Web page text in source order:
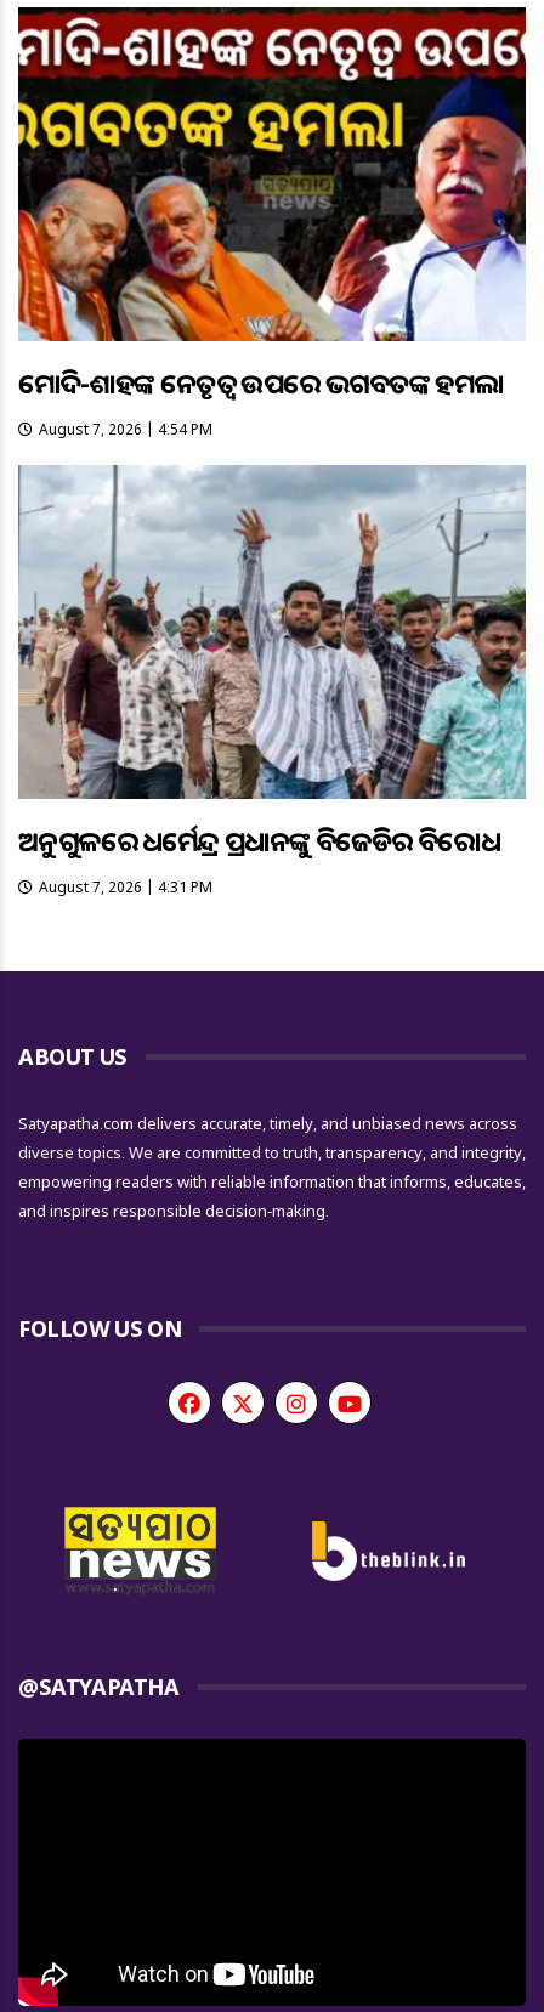
ମୋଦି-ଶାହଙ୍କ ନେତୃତ୍ୱ ଉପରେ ଭଗବତଙ୍କ ହମଲା
August 7, 2026 | 4:54 PM
ଅନୁଗୁଳରେ ଧର୍ମେନ୍ଦ୍ର ପ୍ରଧାନଙ୍କୁ ବିଜେଡିର ବିରୋଧ
August 7, 2026 | 4:31 PM
ABOUT US
Satyapatha.com delivers accurate, timely, and unbiased news across
diverse topics. We are committed to truth, transparency, and integrity,
empowering readers with reliable information that informs, educates,
and inspires responsible decision-making.
FOLLOW US ON
@SATYAPATHA